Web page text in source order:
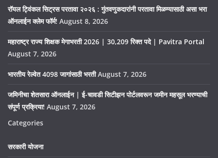
रॉयल ट्विंकल सिट्रस परतावा २०२६ : गुंतवणुकदारांनी परतावा मिळण्यासाठी असा भरा
ऑनलाईन क्लेम फॉर्म! August 8, 2026
महाराष्ट्र राज्य शिक्षक मेगाभरती 2026 | 30,209 रिक्त पदे | Pavitra Portal
August 7, 2026
भारतीय रेल्वेत 4098 जागांसाठी भरती August 7, 2026
जमिनीचा शेतसारा ऑनलाईन | ई-चावडी सिटीझन पोर्टलवरून जमीन महसूल भरण्याची
संपूर्ण प्रक्रिया! August 7, 2026
Categories
सरकारी योजना